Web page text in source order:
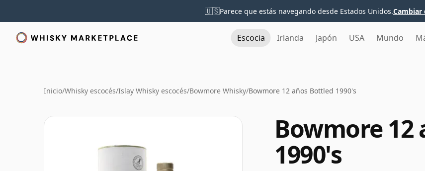
🇺🇸Parece que estás navegando desde Estados Unidos.Cambiar
Escocia Irlanda Japón USA Mundo
Inicio/Whisky escocés/Islay Whisky escocés/Bowmore Whisky/Bowmore 12 años Bottled 1990's
Bowmore 12
1990's